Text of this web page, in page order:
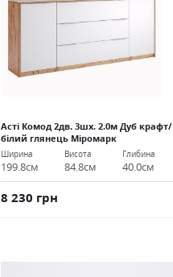
Асті Комод 2дв. 3шх. 2.0м Дуб крафт/
білий глянець Міромарк
Ширина
199.8см
Висота
84.8см
Глибина
40.0см
8 230 грн